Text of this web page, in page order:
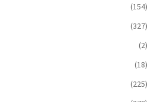
(154)
(327)
(2)
(18)
(225)